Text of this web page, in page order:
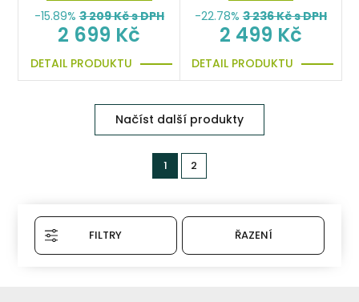
-15.89% 3 209Kč s DPH
2 699 Kč
DETAIL PRODUKTU
-22.78% 3 236Kč s DPH
2 499 Kč
DETAIL PRODUKTU
Načíst další produkty
1 2
FILTRY ŘAZENÍ